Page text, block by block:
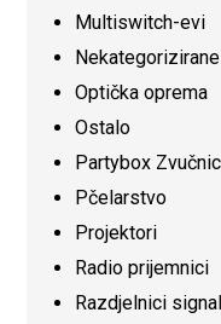
Multiswitch-evi
Nekategorizirane
Optička oprema
Ostalo
Partybox
Pčelarstvo
Projektori
Radio prijemnici
Razdjelnici